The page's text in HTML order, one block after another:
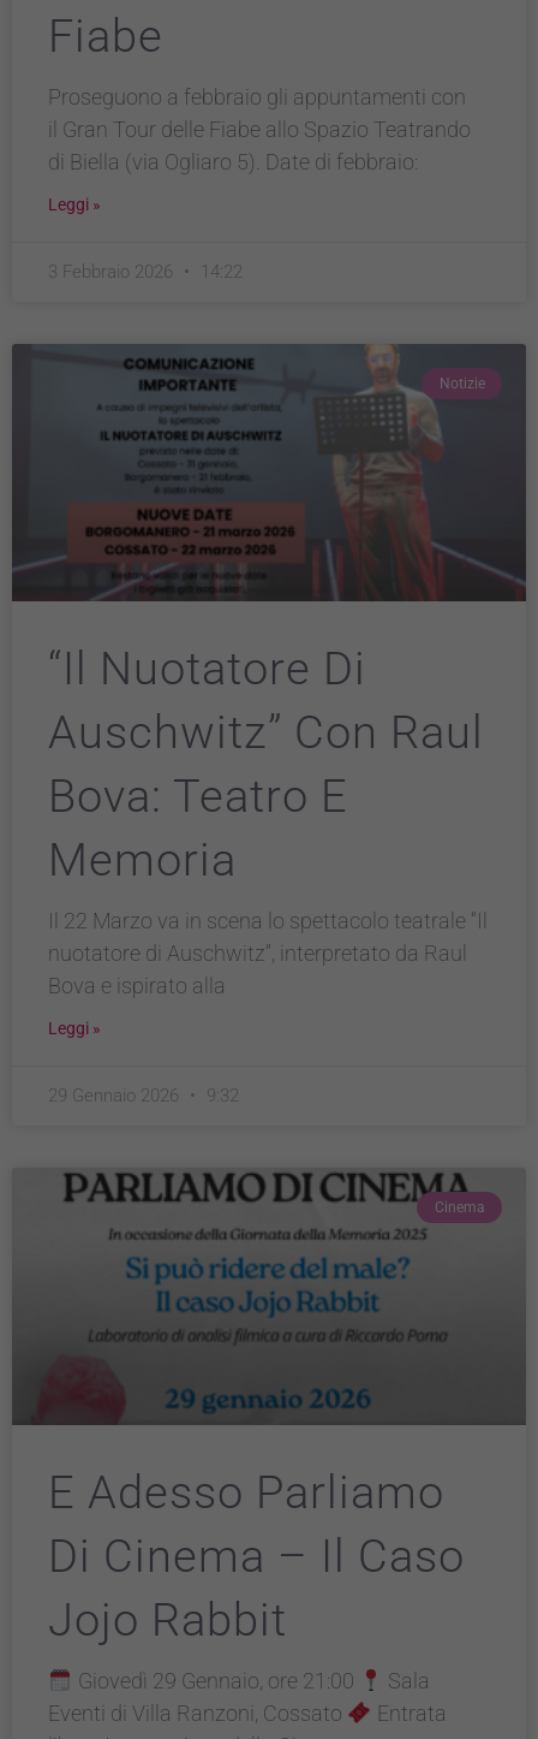
Fiabe
Proseguono a febbraio gli appuntamenti con
il Gran Tour delle Fiabe allo Spazio Teatrando
di Biella (via Ogliaro 5). Date di febbraio:
Leggi »
3 Febbraio 2026 14:22
Notizie
“Il Nuotatore Di
Auschwitz” Con Raul
Bova: Teatro E
Memoria
Il 22 Marzo va in scena lo spettacolo teatrale “Il
nuotatore di Auschwitz”, interpretato da Raul
Bova e ispirato alla
Leggi »
29 Gennaio 2026 9:32
Cinema
E Adesso Parliamo
Di Cinema – Il Caso
Jojo Rabbit
Giovedì 29 Gennaio, ore 21:00
Sala
Eventi di Villa Ranzoni, Cossato
Entrata